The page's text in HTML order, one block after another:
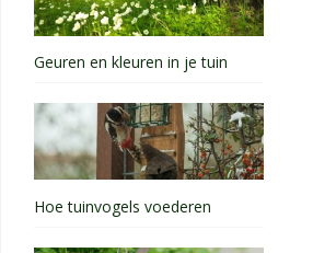
Geuren en kleuren in je tuin
Hoe tuinvogels voederen